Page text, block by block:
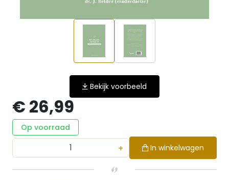
Bekijk voorbeeld
€ 26,99
Op voorraad
+ In winkelwagen